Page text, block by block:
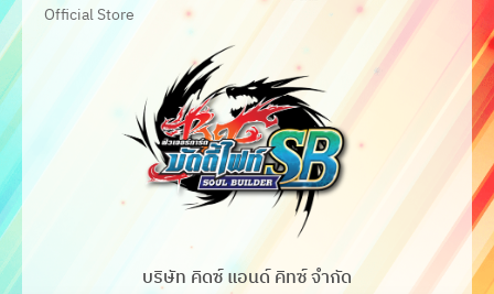
Official Store
บริษัท คิดซ์ แอนด์ คิทซ์ จำกัด